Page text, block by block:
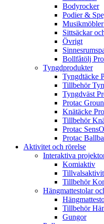
Bodyrocker
Podier &
Sittsäckar
Övrigt
Bollfåtölj
Tyngdprodukter
Tyngdtäcke
Tillbehör
Tyngdväst
Protac
Knätäcke
Tillbehör
Protac
Protac
Aktivitet och rörelse
Interaktiva
Komiaktiv
Tillbehör
Hängmattestolar
Tillbehör
Gungor